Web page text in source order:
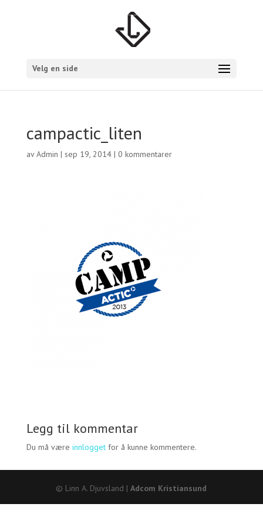
Velg en side
campactic_liten
avAdmin | sep 19, 2014| 0 kommentarer
Legg til kommentar
Du må være innloggetfor å kunne kommentere.
© Linn A. Djuvsland |Adcom Kristiansund